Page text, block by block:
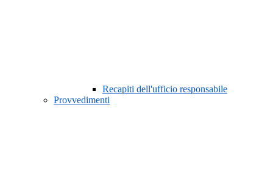
Recapiti dell'ufficio responsabile
Provvedimenti